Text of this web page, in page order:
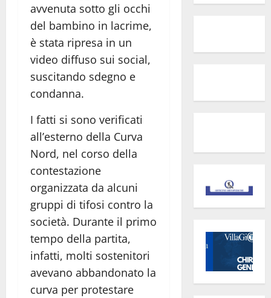
avvenuta sotto gli occhi
del bambino in lacrime,
è stata ripresa in un
video diffuso sui social,
suscitando sdegno e
condanna.
I fatti si sono verificati
all’esterno della Curva
Nord, nel corso della
contestazione
organizzata da alcuni
gruppi di tifosi contro la
società. Durante il primo
tempo della partita,
infatti, molti sostenitori
avevano abbandonato la
curva per protestare